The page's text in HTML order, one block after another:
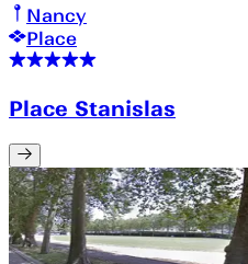
Nancy
Place
Place Stanislas